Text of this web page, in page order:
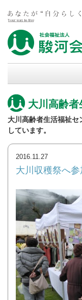
大川高齢
大川高齢者生活福祉セ
しています。
2016.11.27
大川収穫祭へ